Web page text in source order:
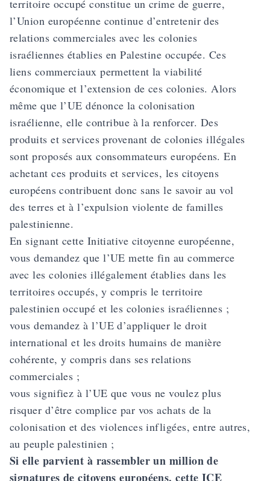
territoire occupé constitue un crime de guerre,
l’Union européenne continue d’entretenir des
relations commerciales avec les colonies
israéliennes établies en Palestine occupée. Ces
liens commerciaux permettent la viabilité
économique et l’extension de ces colonies. Alors
même que l’UE dénonce la colonisation
israélienne, elle contribue à la renforcer. Des
produits et services provenant de colonies illégales
sont proposés aux consommateurs européens. En
achetant ces produits et services, les citoyens
européens contribuent donc sans le savoir au vol
des terres et à l’expulsion violente de familles
palestinienne.
En signant cette Initiative citoyenne européenne,
vous demandez que l’UE mette fin au commerce
avec les colonies illégalement établies dans les
territoires occupés, y compris le territoire
palestinien occupé et les colonies israéliennes ;
vous demandez à l’UE d’appliquer le droit
international et les droits humains de manière
cohérente, y compris dans ses relations
commerciales ;
vous signifiez à l’UE que vous ne voulez plus
risquer d’être complice par vos achats de la
colonisation et des violences infligées, entre autres,
au peuple palestinien ;
Si elle parvient à rassembler un million de
signatures de citoyens européens, cette ICE